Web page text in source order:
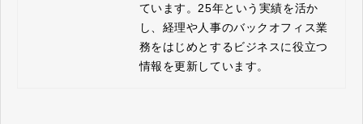
ています。25年という実績を活か
し、経理や人事のバックオフィス業
務をはじめとするビジネスに役立つ
情報を更新しています。